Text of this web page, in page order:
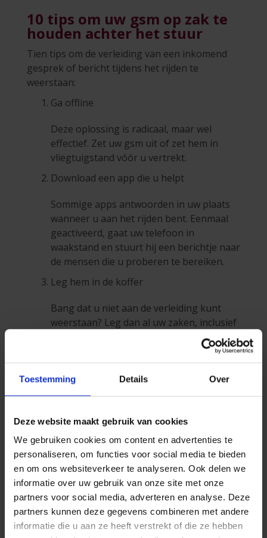
Toestemming Details Over
Deze website maakt gebruik van cookies
We gebruiken cookies om content en advertenties te
personaliseren, om functies voor social media te bieden
en om ons websiteverkeer te analyseren. Ook delen we
informatie over uw gebruik van onze site met onze
partners voor social media, adverteren en analyse. Deze
partners kunnen deze gegevens combineren met andere
informatie die u aan ze heeft verstrekt of die ze hebben
10 tips om uw gsm op zak te
houden achter het stuur
Tien tips om de verleiding van een inkomend
gesprek of bericht tijdens het rijden te
weerstaan:
Ga offline
Deze oplossing is radicaal, maar wel
effectief. Zet uw gsm uit of zet hem in
vliegtuigstand vóór u vertrekt.
Download een app die u helpt
Sommige apps antwoorden in uw plaats
wanneer u aan het rijden bent. Eenmaal
geactiveerd, gaat uw telefoon in
waakstand en stuurt hij een berichtje naar
de mensen die u proberen te bereiken.
Leg hem in de koffer
Bang dat u niet aan de verleiding kunt
weerstaan? Leg dan al uw zaken, inclusief
telefoon en laptop, in de koffer van uw
gauwdieven met uw spullen aan de haal
gaan.
Anticipeer
Dat superdringende telefoontje naar uw
baas, babysit of mama doet u best vóór u
vertrekt.
Delegeer
Rijdt er iemand met u mee, vraag dan aan
die persoon om uw oproepen of
berichten te beantwoorden.